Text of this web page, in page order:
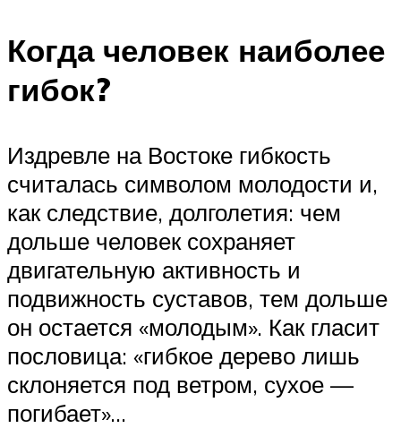
Когда человек наиболее
гибок?
Издревле на Востоке гибкость
считалась символом молодости и,
как следствие, долголетия: чем
дольше человек сохраняет
двигательную активность и
подвижность суставов, тем дольше
он остается «молодым». Как гласит
пословица: «гибкое дерево лишь
склоняется под ветром, сухое —
погибает»…